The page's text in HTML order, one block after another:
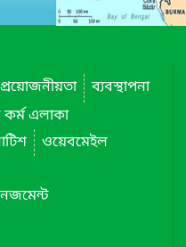
ব্যবস্থাপনা
কর্ম এলাকা
ওয়েবমেইল